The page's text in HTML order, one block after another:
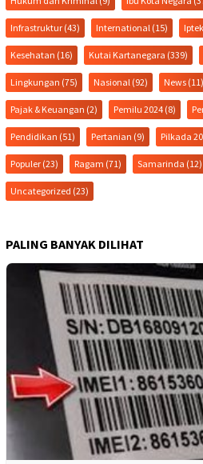
Infrastruktur (43) International (15) Iptek
Kesehatan (16) Kutai Kartanegara (339)
Lingkungan (75) Nasional (92) News (11)
Pajak & Keuangan (2) Pemilu 2024 (8)
Pendidikan (51) Pertanian (9) Pilkada
Populer (23) Ragam (71) Samarinda (12)
Uncategorized (23)
PALING BANYAK DILIHAT